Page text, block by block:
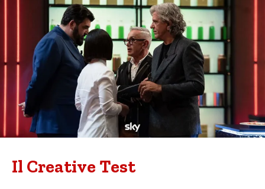
Il Creative Test